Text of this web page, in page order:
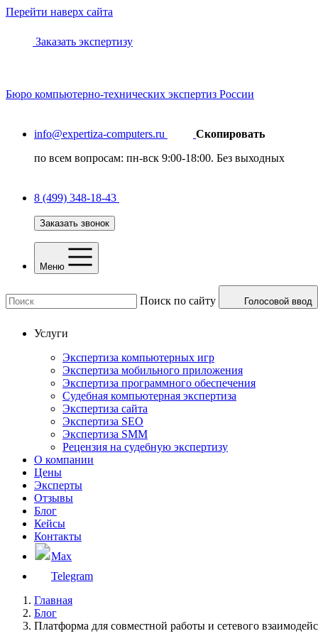
Перейти наверх сайта
Заказать экспертизу
Бюро компьютерно-технических экспертиз России
info@expertiza-computers.ru
Скопировать
по всем вопросам: пн-вск 9:00-18:00. Без выходных
8 (499) 348-18-43
Заказать звонок
Меню
Поиск по сайту Голосовой ввод
Услуги
Экспертиза компьютерных игр
Экспертиза мобильного приложения
Экспертиза программного обеспечения
Судебная компьютерная экспертиза
Экспертиза сайта
Экспертиза SEO
Экспертиза SMM
Рецензия на судебную экспертизу
О компании
Цены
Эксперты
Отзывы
Блог
Кейсы
Контакты
Max
Telegram
Главная
Блог
Платформа для совместной работы и сетевого